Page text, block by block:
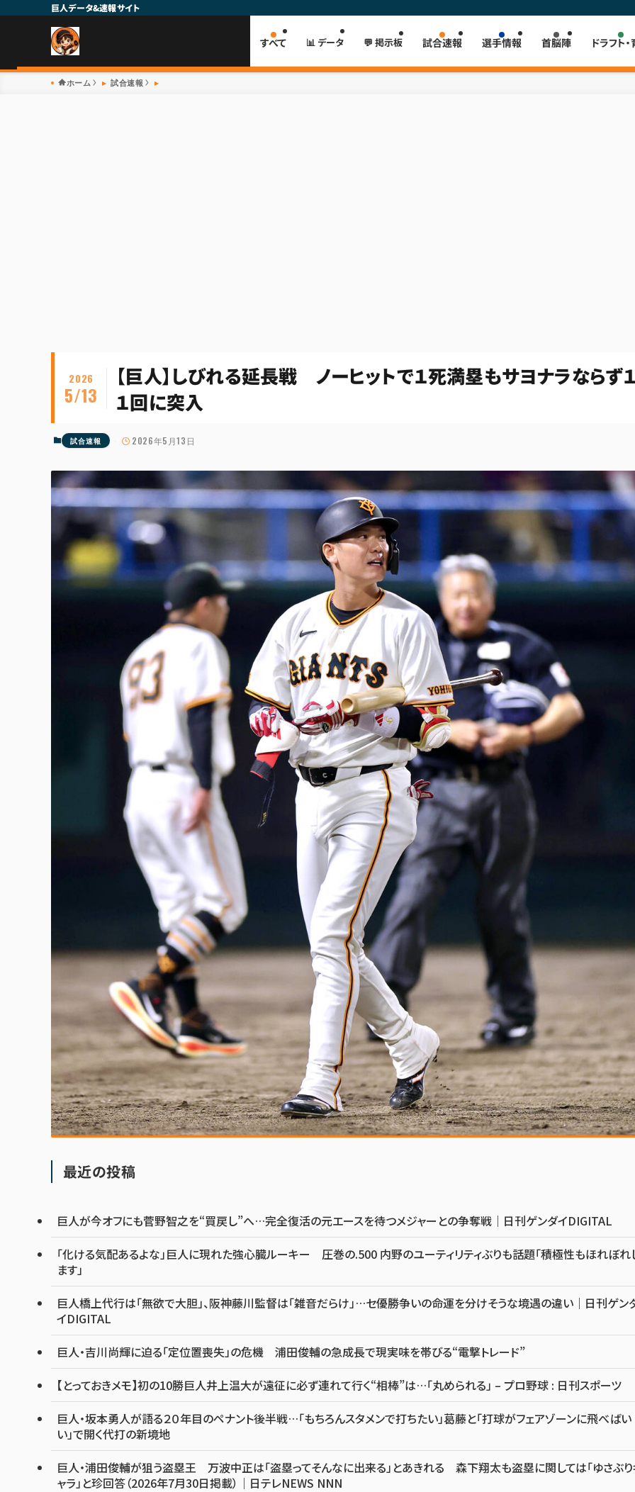
巨人データ&速報サイト
すべて 📊 データ 💬 掲示板 試合速報 選手情報 首脳陣 ドラフト
ホーム 試合速報
【巨人】しびれる延長戦 ノーヒットで１死満塁もサヨナラならず
１回に突入
2026
5/13
試合速報 2026年5月13日
最近の投稿
巨人が今オフにも菅野智之を“買戻し”へ…完全復活の元エースを待つメジャーとの争奪戦｜日刊ゲンダイDIGITAL
「化ける気配あるよな」巨人に現れた強心臓ルーキー 圧巻の.500 内野のユーティリティぶりも話題「積極性もほれぼれ
ます」
巨人橋上代行は「無欲で大胆」、阪神藤川監督は「雑音だらけ」…セ優勝争いの命運を分けそうな境遇の違い｜日刊ゲン
イDIGITAL
巨人・吉川尚輝に迫る「定位置喪失」の危機 浦田俊輔の急成長で現実味を帯びる“電撃トレード”
【とっておきメモ】初の10勝巨人井上温大が遠征に必ず連れて行く“相棒”は…「丸められる」 – プロ野球 : 日刊スポーツ
巨人・坂本勇人が語る２０年目のペナント後半戦…「もちろんスタメンで打ちたい」葛藤と「打球がフェアゾーンに飛べばい
い」で開く代打の新境地
巨人・浦田俊輔が狙う盗塁王 万波中正は「盗塁ってそんなに出来る」とあきれる 森下翔太も盗塁に関しては「ゆさぶ
ャラ」と珍回答（2026年7月30日掲載）｜日テレNEWS NNN